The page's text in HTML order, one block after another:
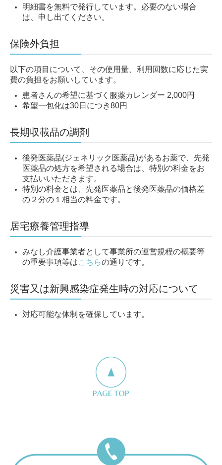
明細書を無料で発行しています。必要のない場合
は、申し出てください。
保険外負担
以下の項目について、その使用量、利用回数に応じた実
費の負担をお願いしています。
患者さんの希望に基づく服薬カレンダー 2,000円
希望一包化は30日につき80円
長期収載品の調剤
後発医薬品(ジェネリック医薬品)があるお薬で、先発
医薬品の処方を希望される場合は、特別の料金をお
支払いいただきます。
特別の料金とは、先発医薬品と後発医薬品の価格差
の２分の１相当の料金です。
居宅療養管理指導
みなし介護事業者として事業所の運営規程の概要等
の重要事項等はこちらの通りです。
災害又は新興感染症発生時の対応について
対応可能な体制を確保しています。